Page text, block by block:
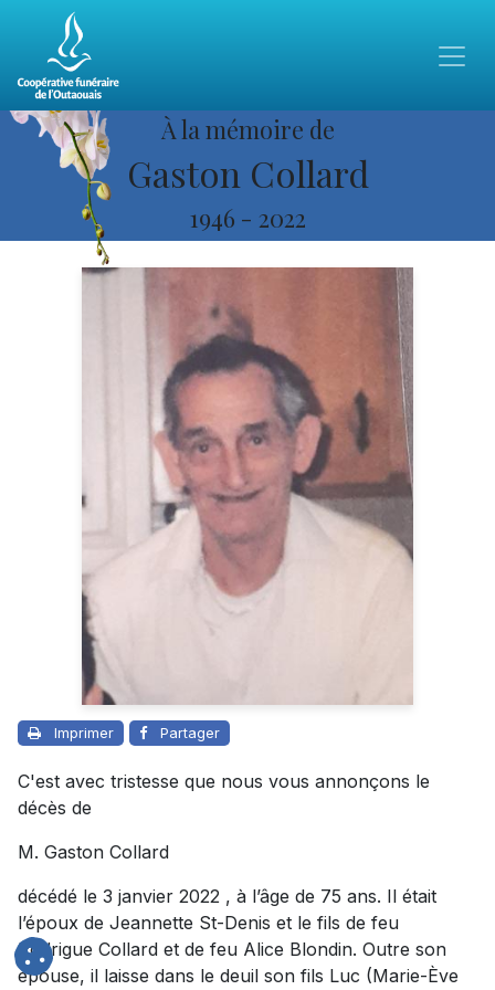
À la mémoire de
Gaston Collard
1946 - 2022
Imprimer Partager
C'est avec tristesse que nous vous annonçons le
décès de
M. Gaston Collard
décédé le 3 janvier 2022 , à l’âge de 75 ans. Il était
l’époux de Jeannette St-Denis et le fils de feu
Rodrigue Collard et de feu Alice Blondin. Outre son
épouse, il laisse dans le deuil son fils Luc (Marie-Ève